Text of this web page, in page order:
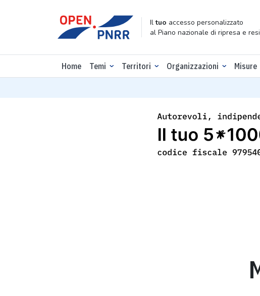
Iltuo accesso personalizzato
al Piano nazionale di ripresa e
Home Temi Territori Organizzazioni Misure